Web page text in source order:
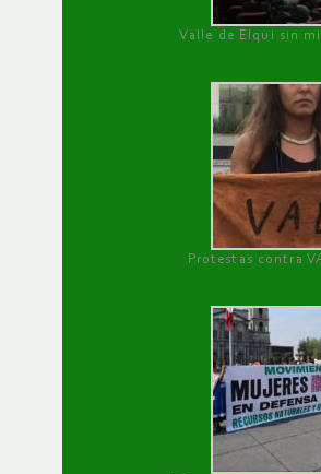
Valle de Elqui sin
Protestas contra